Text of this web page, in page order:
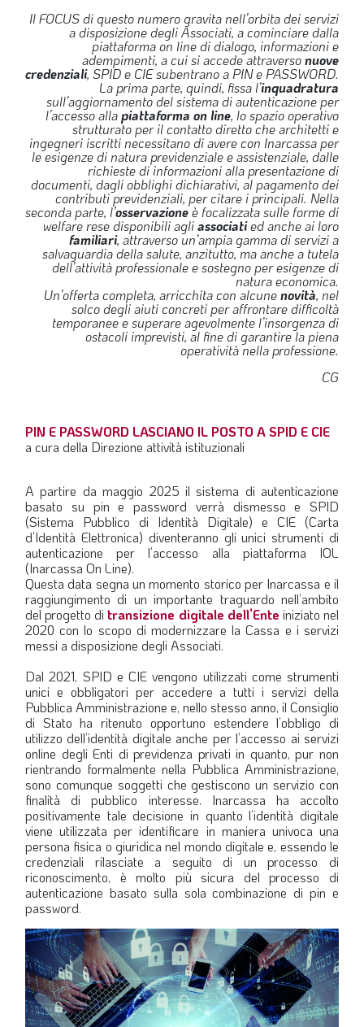
FOCUS
PROFESSIONE
TERZA PAGINA
LE FOTO DEL FIL ROUGE
IN QUESTO NUMERO
SCENARIO ECONOMICO
SPAZIO APERTO
GOVERNANCE
FONDAZIONE
ASSOCIAZIONI
LA VIGNETTA DI EVASIO
SPECIALE
expand_more
Il FOCUS di questo numero gravita nell’orbita dei servizi
a disposizione degli Associati, a cominciare dalla
piattaforma on line di dialogo, informazioni e
adempimenti, a cui si accede attraversonuove
credenziali, SPID e CIE subentrano a PIN e PASSWORD.
La prima parte, quindi, fissa l’inquadratura
sull’aggiornamento del sistema di autenticazione per
l’accesso allapiattaforma on line, lo spazio operativo
strutturato per il contatto diretto che architetti e
ingegneri iscritti necessitano di avere con Inarcassa per
le esigenze di natura previdenziale e assistenziale, dalle
richieste di informazioni alla presentazione di
documenti, dagli obblighi dichiarativi, al pagamento dei
contributi previdenziali, per citare i principali. Nella
seconda parte, l’osservazioneè focalizzata sulle forme di
welfare rese disponibili agliassociatied anche ai loro
familiari, attraverso un’ampia gamma di servizi a
salvaguardia della salute, anzitutto, ma anche a tutela
dell’attività professionale e sostegno per esigenze di
natura economica.
Un’offerta completa, arricchita con alcunenovità, nel
solco degli aiuti concreti per affrontare difficoltà
temporanee e superare agevolmente l’insorgenza di
ostacoli imprevisti, al fine di garantire la piena
operatività nella professione.
CG
PIN E PASSWORD LASCIANO IL POSTO A SPID E CIE
a cura della Direzione attività istituzionali
A partire da maggio 2025 il sistema di autenticazione
basato su pin e password verrà dismesso e SPID
(Sistema Pubblico di Identità Digitale) e CIE (Carta
d’Identità Elettronica) diventeranno gli unici strumenti di
autenticazione per l’accesso alla piattaforma IOL
(Inarcassa On Line).
Questa data segna un momento storico per Inarcassa e il
raggiungimento di un importante traguardo nell’ambito
del progetto ditransizione digitale dell’Ente iniziato nel
2020 con lo scopo di modernizzare la Cassa e i servizi
messi a disposizione degli Associati.
Dal 2021, SPID e CIE vengono utilizzati come strumenti
unici e obbligatori per accedere a tutti i servizi della
Pubblica Amministrazione e, nello stesso anno, il Consiglio
di Stato ha ritenuto opportuno estendere l’obbligo di
utilizzo dell’identità digitale anche per l’accesso ai servizi
online degli Enti di previdenza privati in quanto, pur non
rientrando formalmente nella Pubblica Amministrazione,
sono comunque soggetti che gestiscono un servizio con
finalità di pubblico interesse. Inarcassa ha accolto
positivamente tale decisione in quanto l’identità digitale
viene utilizzata per identificare in maniera univoca una
persona fisica o giuridica nel mondo digitale e, essendo le
credenziali rilasciate a seguito di un processo di
riconoscimento, è molto più sicura del processo di
autenticazione basato sulla sola combinazione di pin e
password.